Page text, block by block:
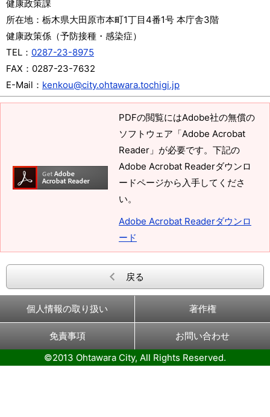
健康政策課
所在地： 栃木県大田原市本町1丁目4番1号 本庁舎3階
健康政策係（予防接種・感染症）
TEL： 0287-23-8975
FAX： 0287-23-7632
E-Mail： kenkou@city.ohtawara.tochigi.jp
PDFの閲覧にはAdobe社の無償の
ソフトウェア「Adobe Acrobat
Reader」が必要です。下記の
Adobe Acrobat Readerダウンロ
ードページから入手してくださ
い。
Adobe Acrobat Readerダウンロ
ード
戻る
個人情報の取り扱い 著作権
免責事項
お問い合わせ
©2013 Ohtawara City, All Rights Reserved.